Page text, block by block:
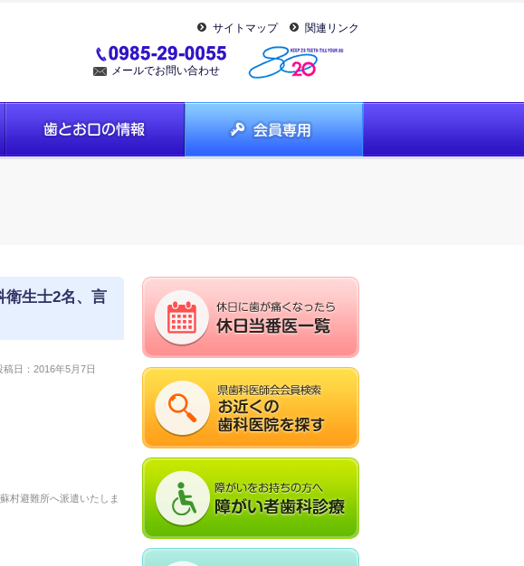
サイトマップ 関連リンク
メールでお問い合わせ
衛生士2名、言
稿日： 2016年5月7日
村避難所へ派遣いたしま